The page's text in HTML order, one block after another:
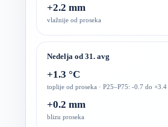
+2.2 mm
vlažnije od proseka
Nedelja od 31. avg
+1.3 °C
toplije od proseka · P25–P75: -0.7 do +3.4
+0.2 mm
blizu proseka